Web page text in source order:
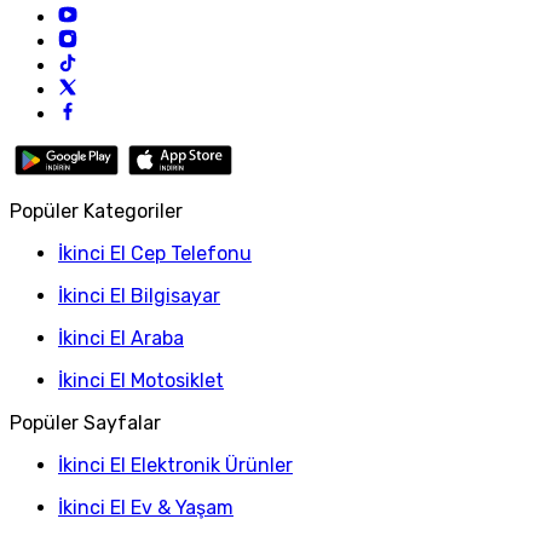
Popüler Kategoriler
İkinci El Cep Telefonu
İkinci El Bilgisayar
İkinci El Araba
İkinci El Motosiklet
Popüler Sayfalar
İkinci El Elektronik Ürünler
İkinci El Ev & Yaşam